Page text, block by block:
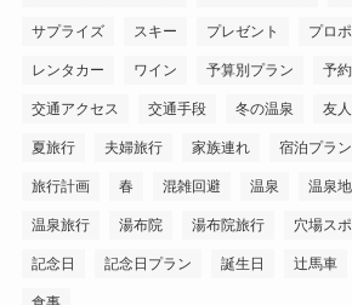
サプライズ スキー プレゼント プロ
レンタカー ワイン 予算別プラン 予
交通アクセス 交通手段 冬の温泉 友
夏旅行 夫婦旅行 家族連れ 宿泊プラン
旅行計画 春 混雑回避 温泉 温泉
温泉旅行 湯布院 湯布院旅行 穴場ス
記念日 記念日プラン 誕生日 辻馬車